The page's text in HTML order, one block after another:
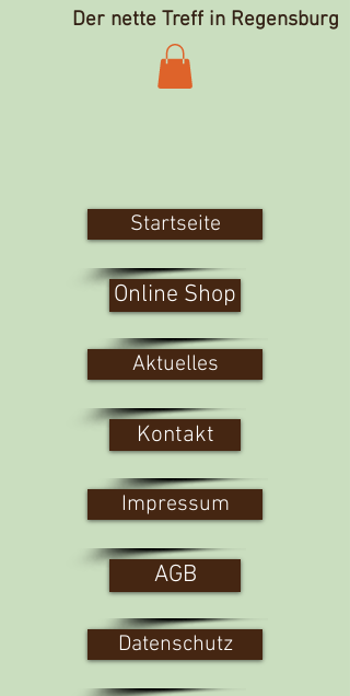
Der nette Treff in Regensburg
Startseite
Online Shop
Aktuelles
Kontakt
Impressum
AGB
Datenschutz